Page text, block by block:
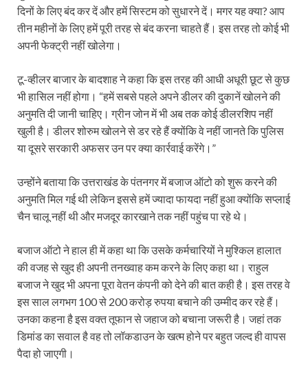
दिनों के लिए बंद कर दें और हमें सिस्टम को सुधारने दें। मगर यह क्या? आप
तीन महीनों के लिए हमें पूरी तरह से बंद करना चाहते हैं। इस तरह तो कोई भी
अपनी फेक्ट्री नहीं खोलेगा।
टू-व्हीलर बाजार के बादशाह ने कहा कि इस तरह की आधी अधूरी छूट से कुछ
भी हासिल नहीं होगा। “हमें सबसे पहले अपने डीलर की दुकानें खोलने की
अनुमति दी जानी चाहिए। ग्रीन जोन में भी अब तक कोई डीलरशिप नहीं
खुली है। डीलर शोरुम खोलने से डर रहे हैं क्योंकि वे नहीं जानते कि पुलिस
या दूसरे सरकारी अफसर उन पर क्या कार्रवाई करेंगे।”
उन्होंने बताया कि उत्तराखंड के पंतनगर में बजाज ऑटो को शुरू करने की
अनुमति मिल गई थी लेकिन इससे हमें ज्यादा फायदा नहीं हुआ क्योंकि सप्लाई
चैन चालू नहीं थी और मजदूर कारखाने तक नहीं पहुंच पा रहे थे।
बजाज ऑटो ने हाल ही में कहा था कि उसके कर्मचारियों ने मुश्किल हालात
की वजह से खुद ही अपनी तनख्वाह कम करने के लिए कहा था। राहुल
बजाज ने खुद भी अपना पूरा वेतन कंपनी को देने की बात कही है। इस तरह वे
इस साल लगभग 100 से 200 करोड़ रुपया बचाने की उम्मीद कर रहे हैं।
उनका कहना है इस वक्त तूफान से जहाज को बचाना जरूरी है। जहां तक
डिमांड का सवाल है वह तो लॉकडाउन के खत्म होने पर बहुत जल्द ही वापस
पैदा हो जाएगी।